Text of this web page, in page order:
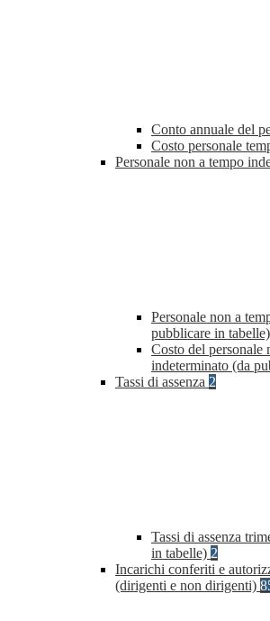
Conto annuale del
Costo personale
Personale non a tempo
Personale non a
pubblicare in tabelle)
Costo del personale
indeterminato (da
Tassi di assenza 2
Tassi di assenza
in tabelle) 2
Incarichi conferiti e
(dirigenti e non dirigenti)